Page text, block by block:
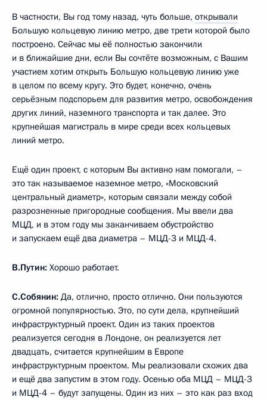
В частности, Вы год тому назад, чуть больше, открывали
Большую кольцевую линию метро, две трети которой было
построено. Сейчас мы её полностью закончили
и в ближайшие дни, если Вы сочтёте возможным, с Вашим
участием хотим открыть Большую кольцевую линию уже
в целом по всему кругу. Это будет, конечно, очень
серьёзным подспорьем для развития метро, освобождения
других линий, наземного транспорта и так далее. Это
крупнейшая магистраль в мире среди всех кольцевых
линий метро.
Ещё один проект, с которым Вы активно нам помогали, –
это так называемое наземное метро, «Московский
центральный диаметр», которым связали между собой
разрозненные пригородные сообщения. Мы ввели два
МЦД, и в этом году мы заканчиваем обустройство
и запускаем ещё два диаметра – МЦД-3 и МЦД-4.
В.Путин: Хорошо работает.
С.Собянин: Да, отлично, просто отлично. Они пользуются
огромной популярностью. Это, по сути дела, крупнейший
инфраструктурный проект. Один из таких проектов
реализуется сегодня в Лондоне, он реализуется лет
двадцать, считается крупнейшим в Европе
инфраструктурным проектом. Мы реализовали схожих два
и ещё два запустим в этом году. Осенью оба МЦД – МЦД-3
и МЦД-4 – будут запущены. Один из них – это как раз вход